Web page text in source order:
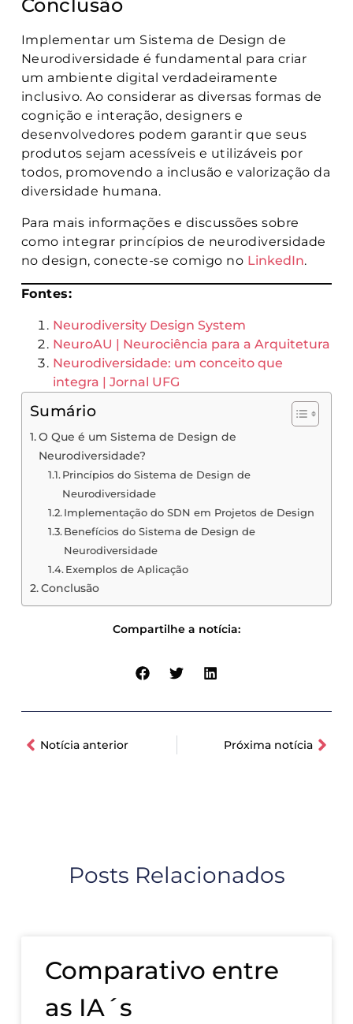
Conclusão
Implementar um Sistema de Design de
Neurodiversidade é fundamental para criar
um ambiente digital verdadeiramente
inclusivo. Ao considerar as diversas formas de
cognição e interação, designers e
desenvolvedores podem garantir que seus
produtos sejam acessíveis e utilizáveis por
todos, promovendo a inclusão e valorização da
diversidade humana.
Para mais informações e discussões sobre
como integrar princípios de neurodiversidade
no design, conecte-se comigo no LinkedIn.
Fontes:
Neurodiversity Design System
NeuroAU | Neurociência para a Arquitetura
Neurodiversidade: um conceito que
integra | Jornal UFG
Sumário
O Que é um Sistema de Design de
Neurodiversidade?
Princípios do Sistema de Design de
Neurodiversidade
Implementação do SDN em Projetos de Design
Benefícios do Sistema de Design de
Neurodiversidade
Exemplos de Aplicação
Conclusão
Compartilhe a notícia:
Notícia anterior Próxima notícia
Posts Relacionados
Comparativo entre
as IA´s